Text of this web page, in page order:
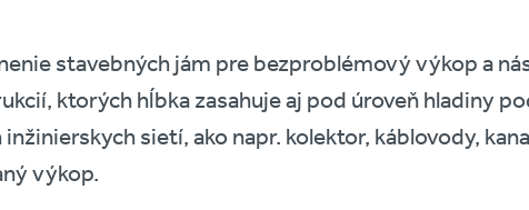
stavebných jám pre bezproblémový výkop a
ktorých hĺbka zasahuje aj pod úroveň hladiny
sietí, ako napr. kolektor, káblovody,
výkop.